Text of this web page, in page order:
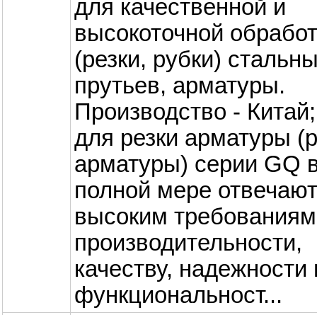
для качественной и
высокоточной
(резки, рубки)
прутьев, арматуры.
Производство -
для резки арматуры
арматуры) серии GQ
полной мере
высоким
производительности,
качеству, надежности
функциональност...